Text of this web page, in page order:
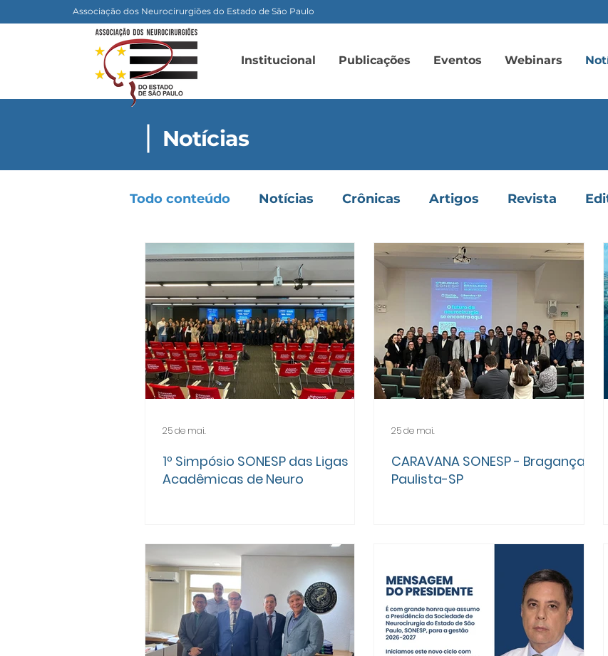
Associação dos Neurocirurgiões do Estado de São Paulo
Institucional Publicações Eventos Webinars
Notícias
Todo conteúdo Notícias Crônicas Artigos Revista
1º Simpósio SONESP das Ligas
Acadêmicas de Neuro
25 de mai.
CARAVANA SONESP - Bragança
Paulista-SP
25 de mai.